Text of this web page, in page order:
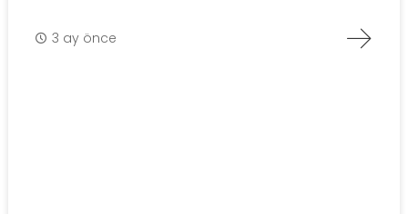
3 ay önce